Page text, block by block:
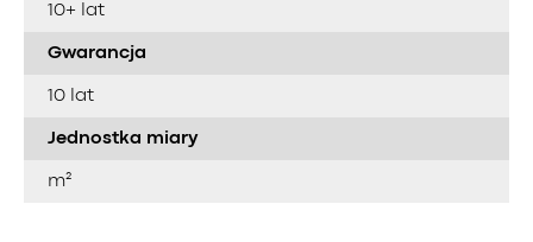
10+ lat
Gwarancja
10 lat
Jednostka miary
m²